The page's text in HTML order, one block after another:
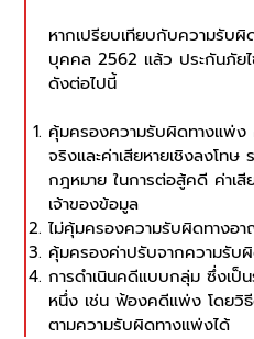
หากเปรียบเทียบกับความรับ
บุคคล 2562 แล้ว ประกันภัย
ดังต่อไปนี้
คุ้มครองความรับผิดทางแพ่ง
จริงและค่าเสียหายเชิงลงโท
กฎหมาย ในการต่อสู้คดี ค่าเสี
เจ้าของข้อมูล
ไม่คุ้มครองความรับผิดทางอ
คุ้มครองค่าปรับจากความรับ
การดำเนินคดีแบบกลุ่ม ซึ่งเป็
หนึ่ง เช่น ฟ้องคดีแพ่ง โดยวิ
ตามความรับผิดทางแพ่งได้